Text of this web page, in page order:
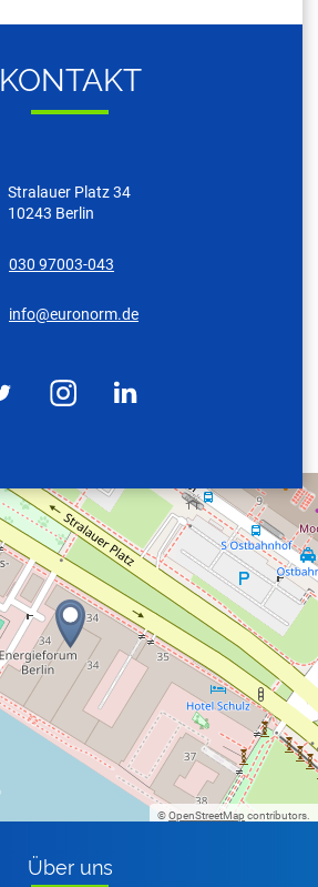
KON­TAKT
Stralauer Platz 34
10243 Berlin
030 97003-043
nf r n rm d
©OpenStreetMap contributors.
Über uns